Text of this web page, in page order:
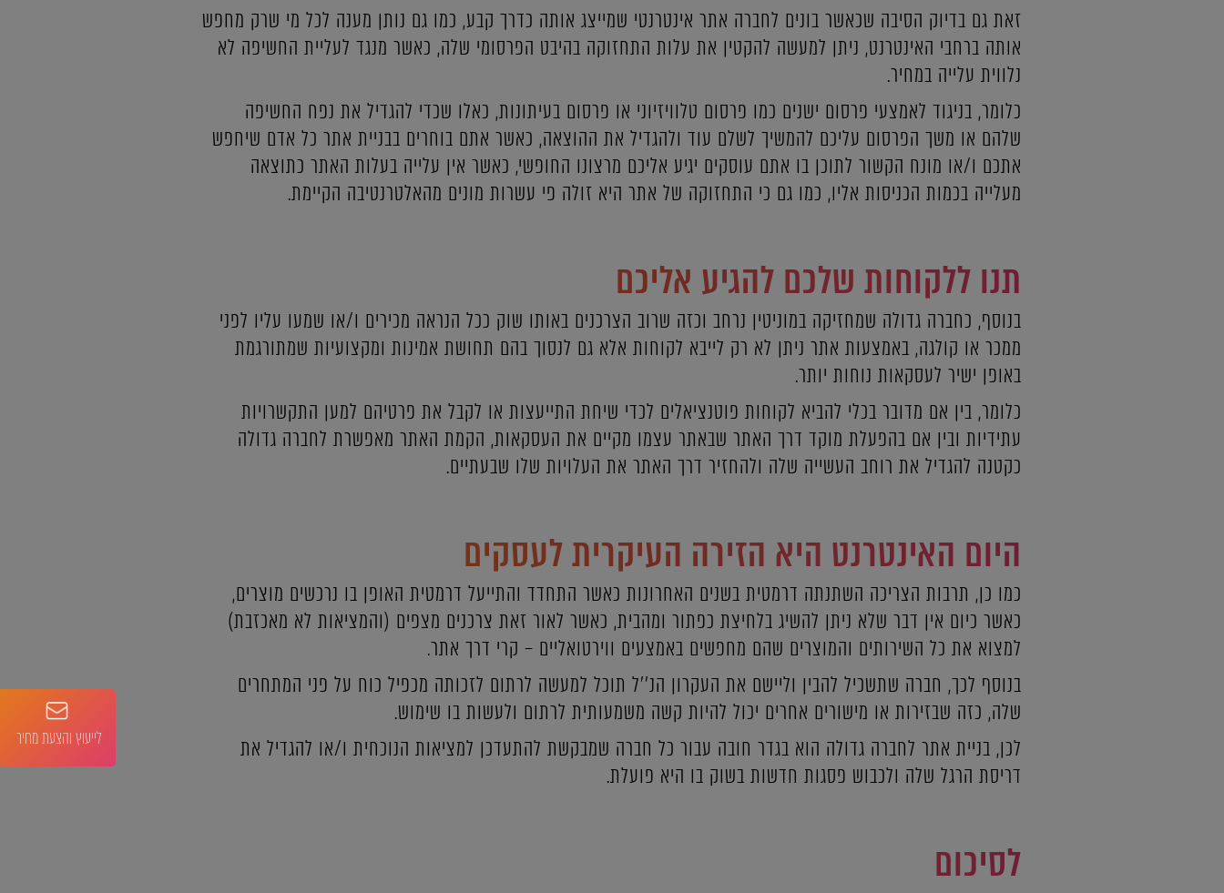
זאת גם בדיוק הסיבה שכאשר בונים לחברה אתר אינטרנטי שמייצג אותה כדרך קבע, כמו גם נותן מענה לכל מי שרק מחפש
אותה ברחבי האינטרנט, ניתן למעשה להקטין את עלות התחזוקה בהיבט הפרסומי שלה, כאשר מנגד לעליית החשיפה לא
נלווית עלייה במחיר.
כלומר, בניגוד לאמצעי פרסום ישנים כמו פרסום טלוויזיוני או פרסום בעיתונות, כאלו שכדי להגדיל את נפח החשיפה
שלהם או משך הפרסום עליכם להמשיך לשלם עוד ולהגדיל את ההוצאה, כאשר אתם בוחרים בבניית אתר כל אדם שיחפש
אתכם ו/או מונח הקשור לתוכן בו אתם עוסקים יגיע אליכם מרצונו החופשי, כאשר אין עלייה בעלות האתר כתוצאה
מעלייה בכמות הכניסות אליו, כמו גם כי התחזוקה של אתר היא זולה פי עשרות מונים מהאלטרנטיבה הקיימת.
תנו ללקוחות שלכם להגיע אליכם
בנוסף, כחברה גדולה שמחזיקה במוניטין נרחב וכזה שרוב הצרכנים באותו שוק ככל הנראה מכירים ו/או שמעו עליו לפני
ממכר או קולגה, באמצעות אתר ניתן לא רק לייבא לקוחות אלא גם לנסוך בהם תחושת אמינות ומקצועיות שמתורגמת
באופן ישיר לעסקאות נוחות יותר.
כלומר, בין אם מדובר בכלי להביא לקוחות פוטנציאלים לכדי שיחת התייעצות או לקבל את פרטיהם למען התקשרויות
עתידיות ובין אם בהפעלת מוקד דרך האתר שבאתר עצמו מקיים את העסקאות, הקמת האתר מאפשרת לחברה גדולה
כקטנה להגדיל את רוחב העשייה שלה ולהחזיר דרך האתר את העלויות שלו שבעתיים.
היום האינטרנט היא הזירה העיקרית לעסקים
כמו כן, תרבות הצריכה השתנתה דרמטית בשנים האחרונות כאשר התחדד והתייעל דרמטית האופן בו נרכשים מוצרים,
כאשר כיום אין דבר שלא ניתן להשיג בלחיצת כפתור ומהבית, כאשר לאור זאת צרכנים מצפים (והמציאות לא מאכזבת)
למצוא את כל השירותים והמוצרים שהם מחפשים באמצעים ווירטואליים – קרי דרך אתר.
בנוסף לכך, חברה שתשכיל להבין וליישם את העקרון הנ''ל תוכל למעשה לרתום לזכותה מכפיל כוח על פני המתחרים
שלה, כזה שבזירות או מישורים אחרים יכול להיות קשה משמעותית לרתום ולעשות בו שימוש.
לכן, בניית אתר לחברה גדולה הוא בגדר חובה עבור כל חברה שמבקשת להתעדכן למציאות הנוכחית ו/או להגדיל את
דריסת הרגל שלה ולכבוש פסגות חדשות בשוק בו היא פועלת.
לסיכום
לייעוץ והצעת מחיר